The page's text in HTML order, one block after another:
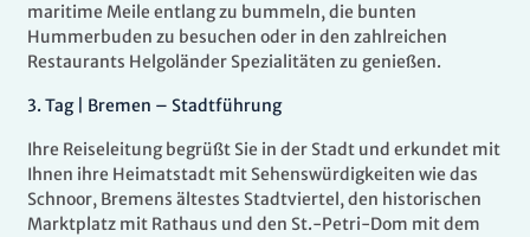
maritime Meile entlang zu bummeln, die bunten
Hummerbuden zu besuchen oder in den zahlreichen
Restaurants Helgoländer Spezialitäten zu genießen.
3. Tag | Bremen – Stadtführung
Ihre Reiseleitung begrüßt Sie in der Stadt und erkundet mit
Ihnen ihre Heimatstadt mit Sehenswürdigkeiten wie das
Schnoor, Bremens ältestes Stadtviertel, den historischen
Marktplatz mit Rathaus und den St.-Petri-Dom mit dem